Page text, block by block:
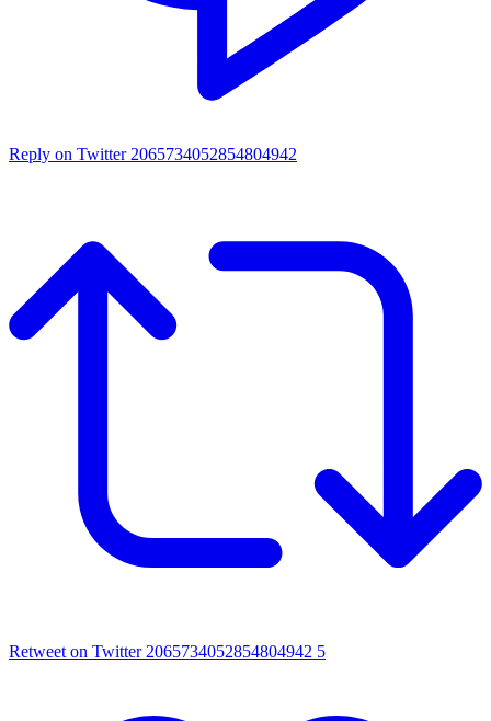
Reply on Twitter 2065734052854804942
Retweet on Twitter 2065734052854804942 5